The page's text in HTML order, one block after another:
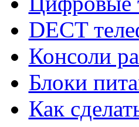
DECT
Консоли
Блоки
Как